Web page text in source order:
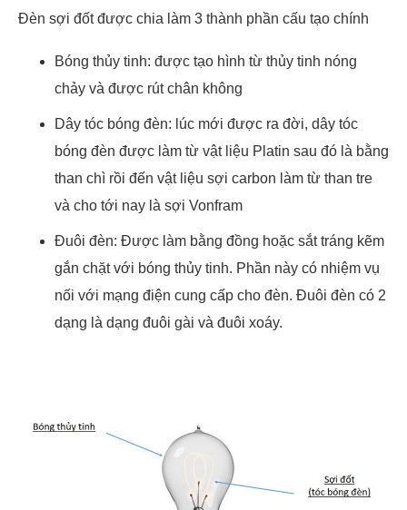
Đèn sợi đốt được chia làm 3 thành phần cấu tạo chính
Bóng thủy tinh: được tạo hình từ thủy tinh nóng
chảy và được rút chân không
Dây tóc bóng đèn: lúc mới được ra đời, dây tóc
bóng đèn được làm từ vật liệu Platin sau đó là bằng
than chì rồi đến vật liệu sợi carbon làm từ than tre
và cho tới nay là sợi Vonfram
Đuôi đèn: Được làm bằng đồng hoặc sắt tráng kẽm
gắn chặt với bóng thủy tinh. Phần này có nhiệm vụ
nối với mạng điện cung cấp cho đèn. Đuôi đèn có 2
dạng là dạng đuôi gài và đuôi xoáy.